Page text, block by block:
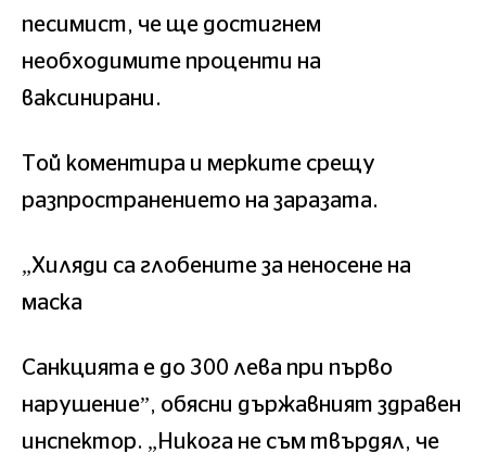
песимист, че ще достигнем
необходимите проценти на
ваксинирани.
Той коментира и мерките срещу
разпространението на заразата.
„Хиляди са глобените за неносене на
маска
Санкцията е до 300 лева при първо
нарушение”, обясни държавният здравен
инспектор. „Никога не съм твърдял, че